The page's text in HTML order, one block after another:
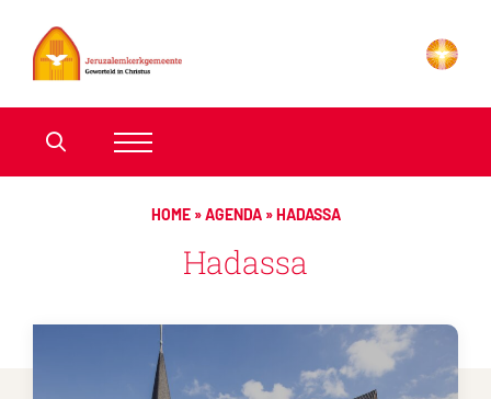
HOME»AGENDA»HADASSA
Hadassa